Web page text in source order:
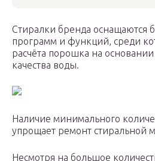
Стиралки бренда оснащаются
программ и функций, среди
расчёта порошка на
качества воды.
Наличие минимального
упрощает ремонт стиральной
Несмотря на большое